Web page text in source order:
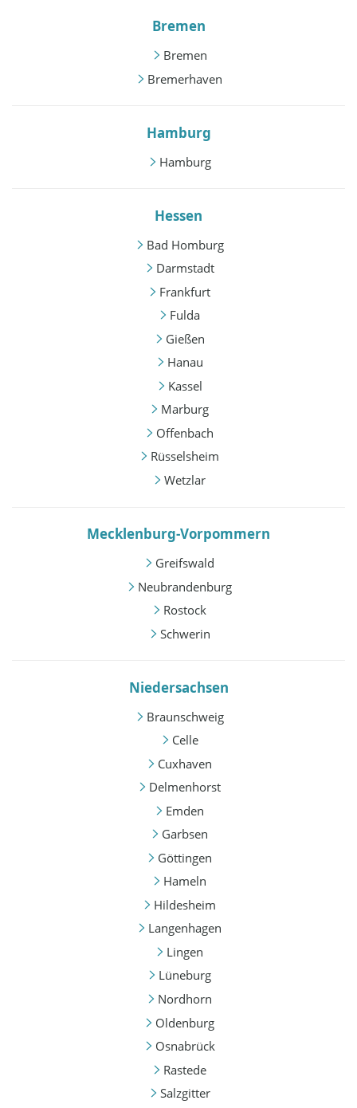
Bremen
Bremen
Bremerhaven
Hamburg
Hamburg
Hessen
Bad Homburg
Darmstadt
Frankfurt
Fulda
Gießen
Hanau
Kassel
Marburg
Offenbach
Rüsselsheim
Wetzlar
Mecklenburg-Vorpommern
Greifswald
Neubrandenburg
Rostock
Schwerin
Niedersachsen
Braunschweig
Celle
Cuxhaven
Delmenhorst
Emden
Garbsen
Göttingen
Hameln
Hildesheim
Langenhagen
Lingen
Lüneburg
Nordhorn
Oldenburg
Osnabrück
Rastede
Salzgitter